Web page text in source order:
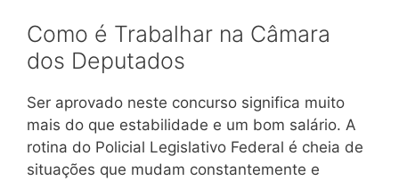
Como é Trabalhar na Câmara
dos Deputados
Ser aprovado neste concurso significa muito
mais do que estabilidade e um bom salário. A
rotina do Policial Legislativo Federal é cheia de
situações que mudam constantemente e